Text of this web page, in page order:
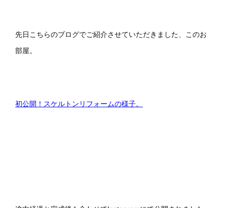
先日こちらのブログでご紹介させていただきました、このお
部屋。
初公開！スケルトンリフォームの様子。